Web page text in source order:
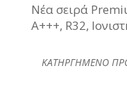
Νέα σειρά
Α+++, R32,
ΚΑΤΗΡΓΗΜΕΝΟ